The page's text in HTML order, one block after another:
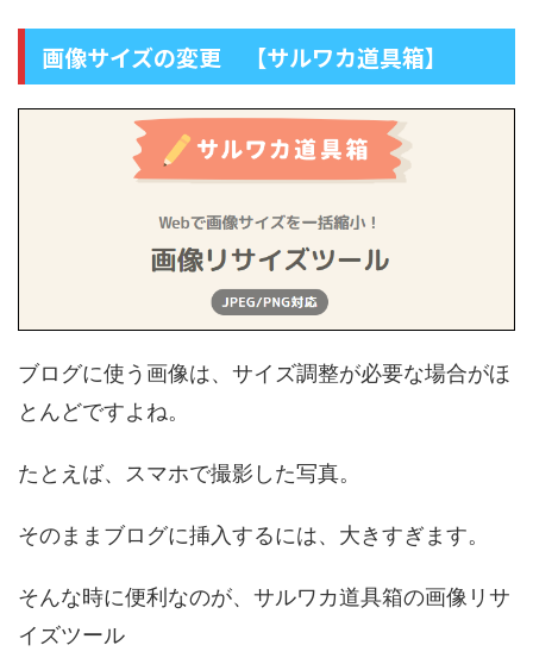
画像サイズの変更 【サルワカ道具箱】
ブログに使う画像は、サイズ調整が必要な場合がほ
とんどですよね。
たとえば、スマホで撮影した写真。
そのままブログに挿入するには、大きすぎます。
そんな時に便利なのが、サルワカ道具箱の画像リサ
イズツール